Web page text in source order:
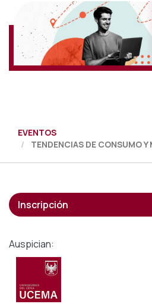
EVENTOS
TENDENCIAS DE CONSUMO Y
Inscripción
Auspician: